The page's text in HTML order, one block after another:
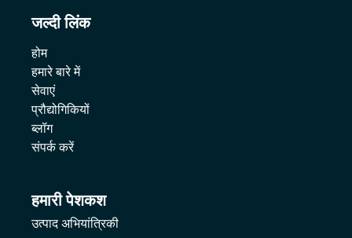
जल्दी लिंक
होम
हमारे बारे में
सेवाएं
प्रौद्योगिकियों
ब्लॉग
संपर्क करें
हमारी पेशकश
उत्पाद अभियांत्रिकी